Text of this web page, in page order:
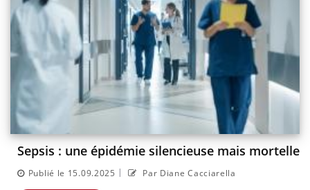
Sepsis : une épidémie silencieuse mais mortelle
Publié le 15.09.2025 | Par Diane Cacciarella